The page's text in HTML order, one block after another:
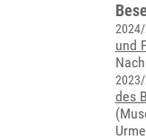
und
des
(